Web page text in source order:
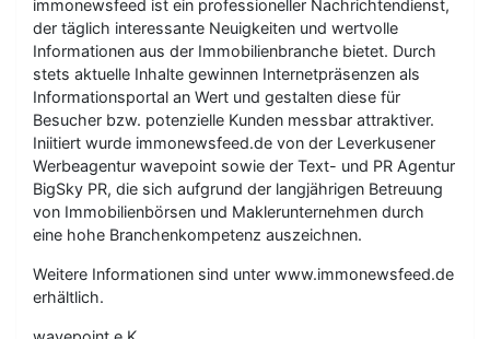
immonewsfeed ist ein professioneller Nachrichtendienst,
der täglich interessante Neuigkeiten und wertvolle
Informationen aus der Immobilienbranche bietet. Durch
stets aktuelle Inhalte gewinnen Internetpräsenzen als
Informationsportal an Wert und gestalten diese für
Besucher bzw. potenzielle Kunden messbar attraktiver.
Iniitiert wurde immonewsfeed.de von der Leverkusener
Werbeagentur wavepoint sowie der Text- und PR Agentur
BigSky PR, die sich aufgrund der langjährigen Betreuung
von Immobilienbörsen und Maklerunternehmen durch
eine hohe Branchenkompetenz auszeichnen.
Weitere Informationen sind unter www.immonewsfeed.de
erhältlich.